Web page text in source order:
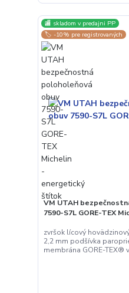
🏬 skladom v predajni PP
🏷️ -10% pre registrovaných
VM UTAH
7590-S7L GORE-TEX
zvršok lícový
2,2 mm podšívka
membrána GORE-TEX®